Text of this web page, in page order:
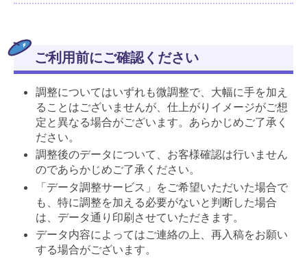
ご利用前にご確認ください
調整についてはいずれも微調整で、大幅に手を加え
ることはございませんが、仕上がりイメージがご想
定と異なる場合がございます。あらかじめご了承く
ださい。
調整後のデータについて、お客様確認は行いません
のであらかじめご了承ください。
「データ調整サービス」をご希望いただいた場合で
も、特に調整を加える必要がないと判断した場合
は、データ通り印刷させていただきます。
データ内容によってはご連絡の上、再入稿をお願い
する場合がございます。